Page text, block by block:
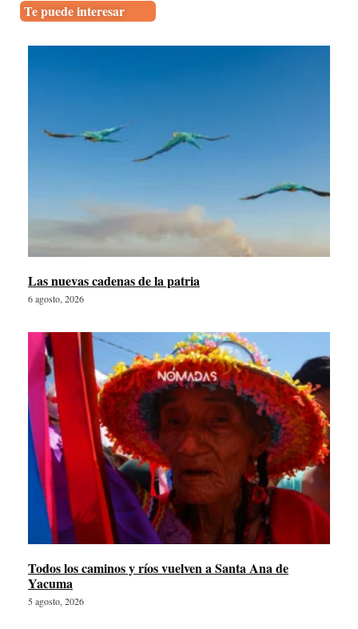
Te puede interesar
Las nuevas cadenas de la patria
6 agosto, 2026
Todos los caminos y ríos vuelven a Santa Ana de
Yacuma
5 agosto, 2026